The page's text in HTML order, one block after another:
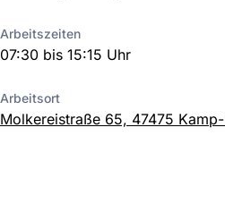
Arbeitszeiten
07:30 bis 15:15 Uhr
Arbeitsort
Molkereistraße 65, 47475